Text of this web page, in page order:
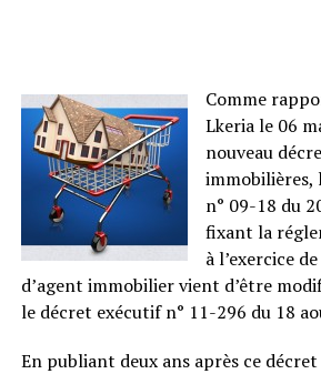
Comme
Lkeria le 06
nouveau
immobilières,
n° 09-18 du
fixant la
à l’exercice
d’agent immobilier vient d’être
le décret exécutif n° 11-296 du 18
En publiant deux ans après ce